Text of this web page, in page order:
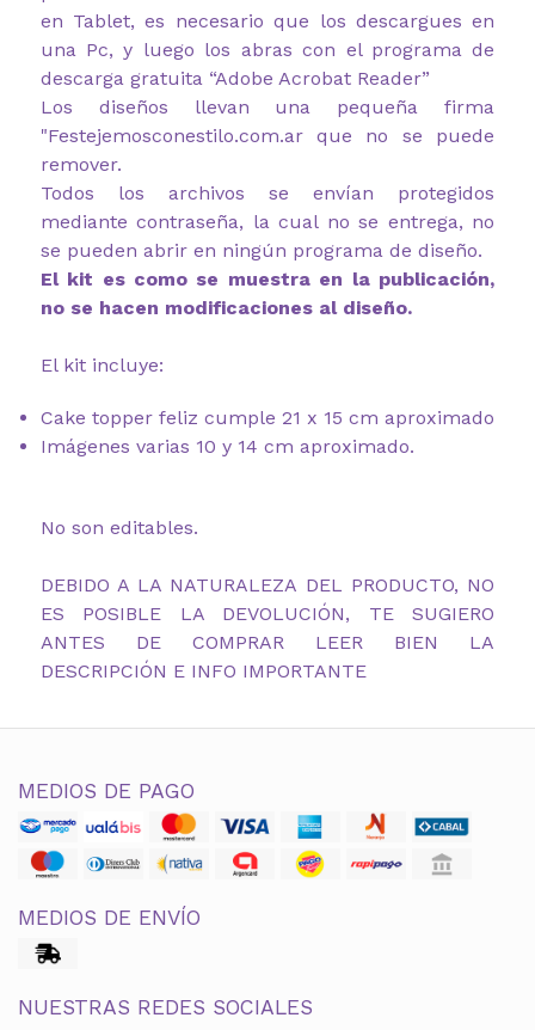
en Tablet, es necesario que los descargues en
una Pc, y luego los abras con el programa de
descarga gratuita “Adobe Acrobat Reader”
Los diseños llevan una pequeña firma
"Festejemosconestilo.com.ar que no se puede
remover.
Todos los archivos se envían protegidos
mediante contraseña, la cual no se entrega, no
se pueden abrir en ningún programa de diseño.
El kit es como se muestra en la publicación,
no se hacen modificaciones al diseño.
El kit incluye:
Cake topper feliz cumple 21 x 15 cm aproximado
Imágenes varias 10 y 14 cm aproximado.
No son editables.
DEBIDO A LA NATURALEZA DEL PRODUCTO, NO
ES POSIBLE LA DEVOLUCIÓN, TE SUGIERO
ANTES DE COMPRAR LEER BIEN LA
DESCRIPCIÓN E INFO IMPORTANTE
MEDIOS DE PAGO
MEDIOS DE ENVÍO
NUESTRAS REDES SOCIALES